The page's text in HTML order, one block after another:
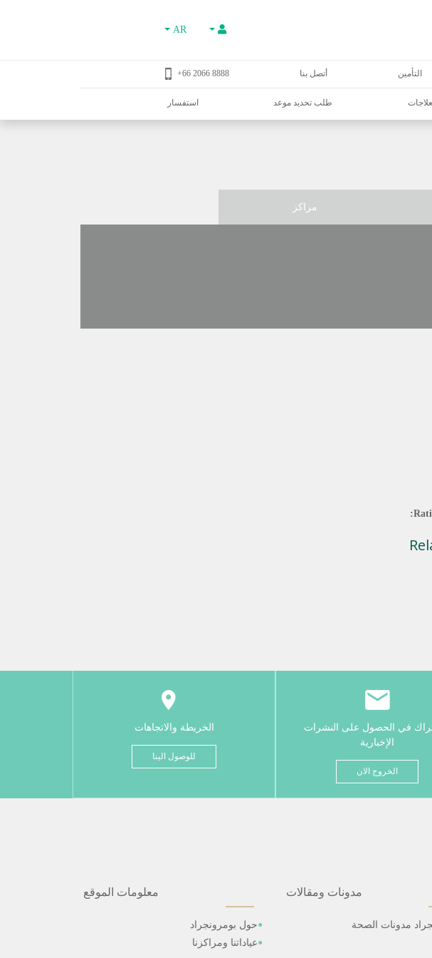
AR
التأمين أتصل بنا 8888 2066 66+
طلب تحديد موعد استفسار
مراكز
في الحصول على النشرات
الإخبارية
الخروج الان
الخريطة والاتجاهات
للوصول الينا
مدونات ومقالات
مدونات الصحة
معلومات الموقع
حول بومرونجراد
عياداتنا ومراكزنا